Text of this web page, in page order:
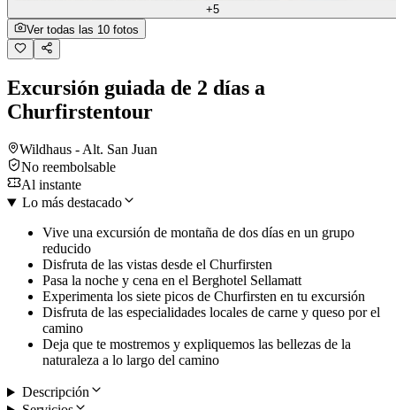
+5
Ver todas las 10 fotos
Excursión guiada de 2 días a
Churfirstentour
Wildhaus - Alt. San Juan
No reembolsable
Al instante
Lo más destacado
Vive una excursión de montaña de dos días en un grupo
reducido
Disfruta de las vistas desde el Churfirsten
Pasa la noche y cena en el Berghotel Sellamatt
Experimenta los siete picos de Churfirsten en tu excursión
Disfruta de las especialidades locales de carne y queso por el
camino
Deja que te mostremos y expliquemos las bellezas de la
naturaleza a lo largo del camino
Descripción